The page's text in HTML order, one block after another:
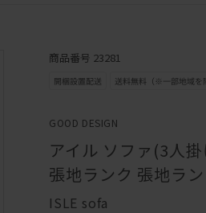
商品番号 23281
GOOD DESIGN
アイル ソファ(3人
張地ランク 張地ラ
ISLE sofa